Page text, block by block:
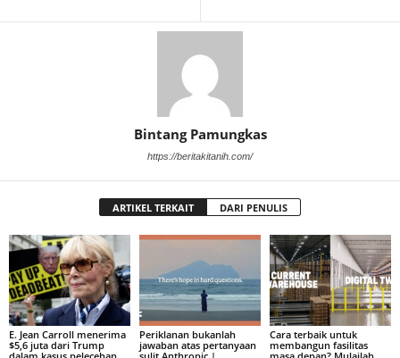
Bintang Pamungkas
https://beritakitanih.com/
ARTIKEL TERKAIT DARI PENULIS
E. Jean Carroll menerima
$5,6 juta dari Trump
Periklanan bukanlah
jawaban atas pertanyaan
Cara terbaik untuk
membangun fasilitas